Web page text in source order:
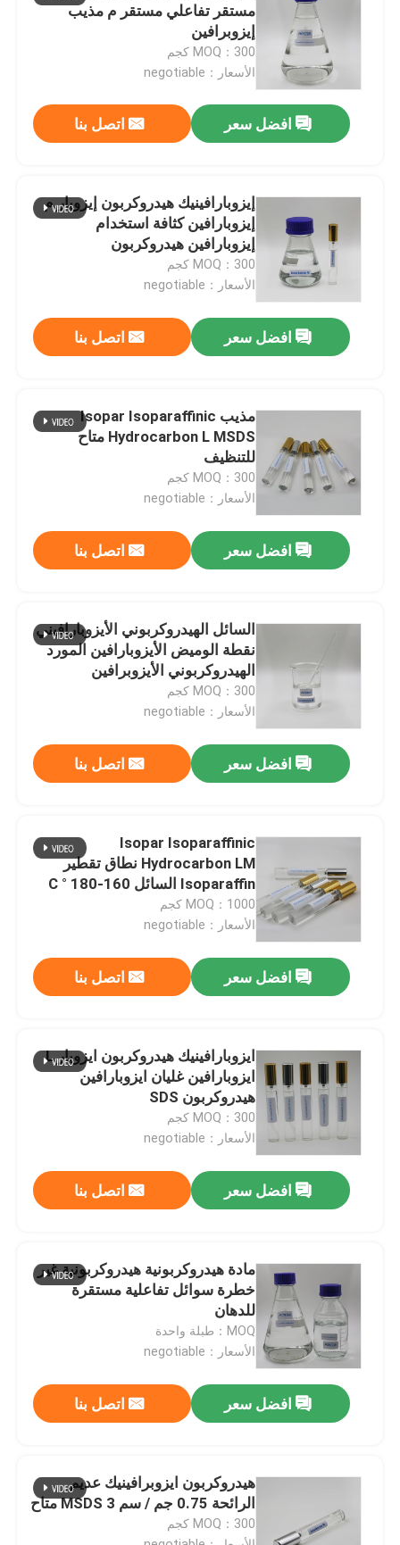
منتجات
أشرطة فيديو
معلومات عنا
رقابة جودة
اتصل بنا
أخبار
حالات
سائل ايزوبرافين
مستقر تفاعلي مستقر م مذيب
إيزوبرافين
MOQ：300 كجم
الأسعار：negotiable
افضل سعر اتصل بنا
إيزوبارافينيك هيدروكربون إيزوبار م
إيزوبارافين كثافة استخدام
إيزوبارافين هيدروكربون
MOQ：300 كجم
الأسعار：negotiable
افضل سعر اتصل بنا
مذيب Isopar Isoparaffinic
Hydrocarbon L MSDS متاح
للتنظيف
MOQ：300 كجم
الأسعار：negotiable
افضل سعر اتصل بنا
السائل الهيدروكربوني الأيزوبارافيني
نقطة الوميض الأيزوبارافين المورد
الهيدروكربوني الأيزوبرافين
MOQ：300 كجم
الأسعار：negotiable
افضل سعر اتصل بنا
Isopar Isoparaffinic
Hydrocarbon LM نطاق تقطير
Isoparaffin السائل 160-180 ° C
MOQ：1000 كجم
الأسعار：negotiable
افضل سعر اتصل بنا
ايزوبارافينيك هيدروكربون ايزوبار L
ايزوبارافين غليان ايزوبارافين
هيدروكربون SDS
MOQ：300 كجم
الأسعار：negotiable
افضل سعر اتصل بنا
مادة هيدروكربونية هيدروكربونية غير
خطرة سوائل تفاعلية مستقرة
للدهان
MOQ：طبلة واحدة
الأسعار：negotiable
افضل سعر اتصل بنا
هيدروكربون ايزوبرافينيك عديم
الرائحة 0.75 جم / سم 3 MSDS متاح
MOQ：300 كجم